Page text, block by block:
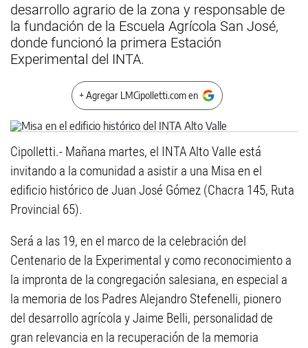
desarrollo agrario de la zona y responsable de
la fundación de la Escuela Agrícola San José,
donde funcionó la primera Estación
Experimental del INTA.
+ Agregar LMCipolletti.com en
Cipolletti.- Mañana martes, el INTA Alto Valle está
invitando a la comunidad a asistir a una Misa en el
edificio histórico de Juan José Gómez (Chacra 145, Ruta
Provincial 65).
Será a las 19, en el marco de la celebración del
Centenario de la Experimental y como reconocimiento a
la impronta de la congregación salesiana, en especial a
la memoria de los Padres Alejandro Stefenelli, pionero
del desarrollo agrícola y Jaime Belli, personalidad de
gran relevancia en la recuperación de la memoria